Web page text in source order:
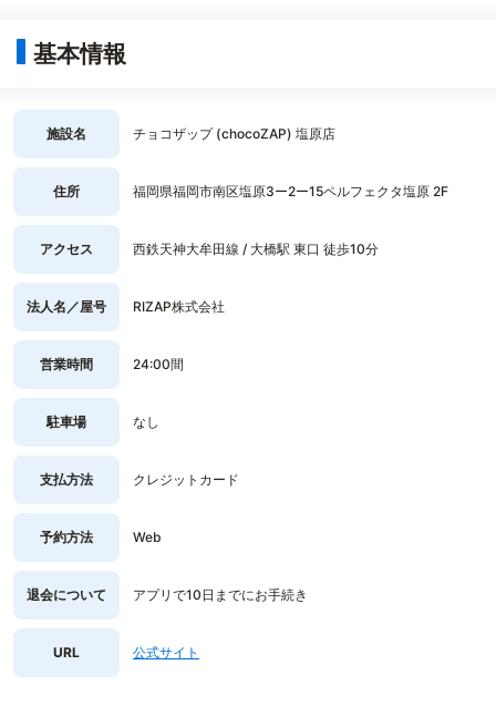
基本情報
施設名 チョコザップ (chocoZAP) 塩原店
住所 福岡県福岡市南区塩原3ー2ー15ペルフェクタ塩原 2F
アクセス 西鉄天神大牟田線 / 大橋駅 東口 徒歩10分
法人名／屋号 RIZAP株式会社
営業時間 24:00間
駐車場 なし
支払方法 クレジットカード
予約方法 Web
退会について アプリで10日までにお手続き
URL 公式サイト